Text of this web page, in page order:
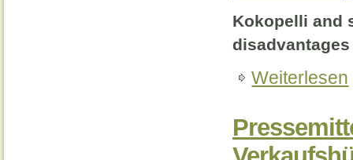
Kokopelli and
Weiterlesen